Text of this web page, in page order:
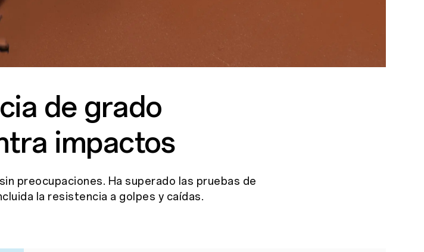
de grado
impactos
preocupaciones. Ha superado las pruebas de
la resistencia a golpes y caídas.